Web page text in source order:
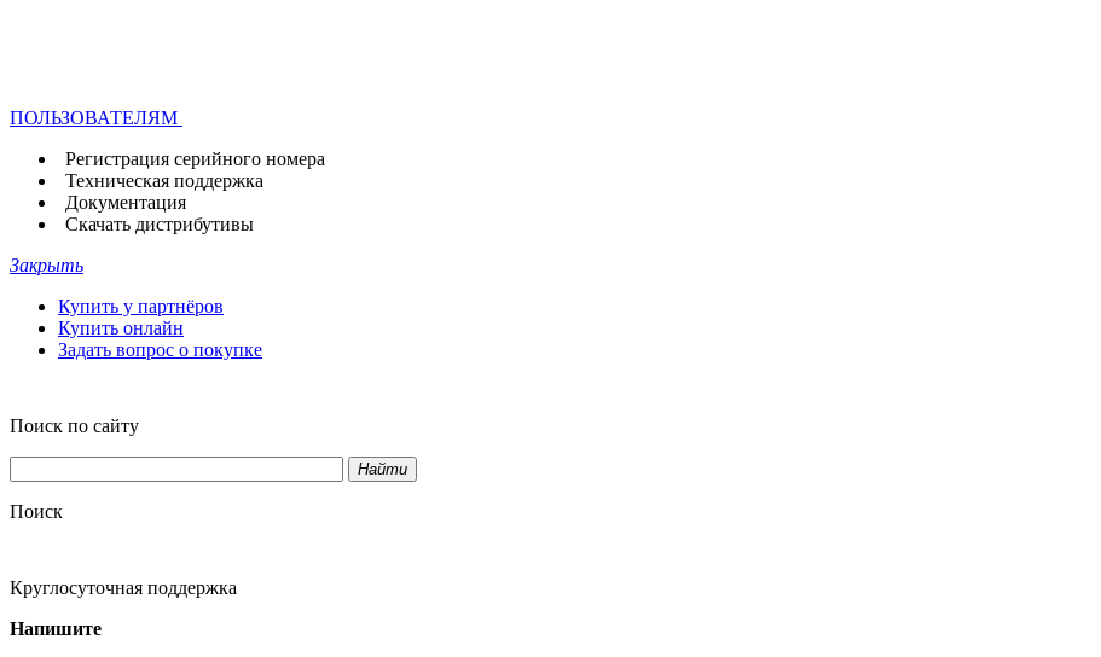
ПОЛЬЗОВАТЕЛЯМ
Регистрация серийного номера
Техническая поддержка
Документация
Скачать дистрибутивы
Закрыть
Купить у партнёров
Купить онлайн
Задать вопрос о покупке
Поиск по сайту
Найти
Поиск
Круглосуточная поддержка
Напишите